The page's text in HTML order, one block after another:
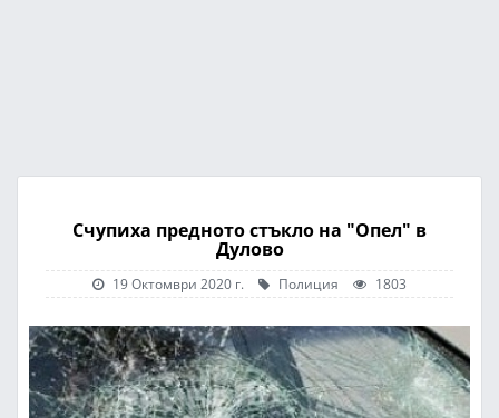
Счупиха предното стъкло на "Опел" в
Дулово
19 Октомври 2020 г. Полиция 1803